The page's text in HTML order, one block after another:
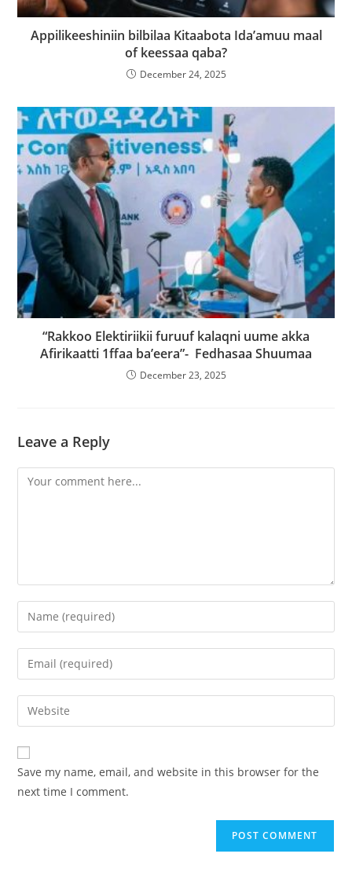
Appilikeeshiniin bilbilaa Kitaabota Ida’amuu maal
of keessaa qaba?
December 24, 2025
“Rakkoo Elektiriikii furuuf kalaqni uume akka
Afirikaatti 1ffaa ba’eera”- Fedhasaa Shuumaa
December 23, 2025
Leave a Reply
Save my name, email, and website in this browser for the
next time I comment.